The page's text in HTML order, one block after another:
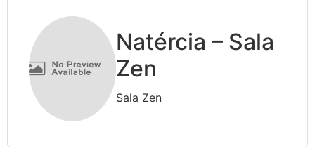
Natércia – Sala
Zen
Sala Zen